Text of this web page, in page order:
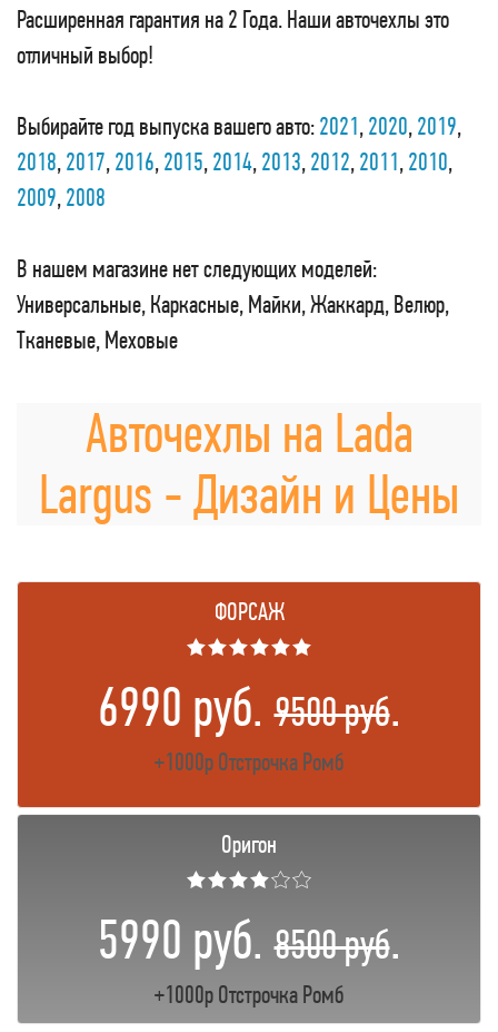
Расширенная гарантия на 2 Года. Наши авточехлы это
отличный выбор!
Выбирайте год выпуска вашего авто:2021,2020,2019,
2018,2017,2016,2015,2014,2013,2012,2011,2010,
2009,2008
В нашем магазине нет следующих моделей:
Универсальные, Каркасные, Майки, Жаккард, Велюр,
Тканевые, Меховые
Авточехлы на Lada
Largus - Дизайн и Цены
ФОРСАЖ
★★★★★★
6990 руб.9500 руб.
+1000р Отстрочка Ромб
Оригон
★★★★☆☆
5990 руб.8500 руб.
+1000р Отстрочка Ромб